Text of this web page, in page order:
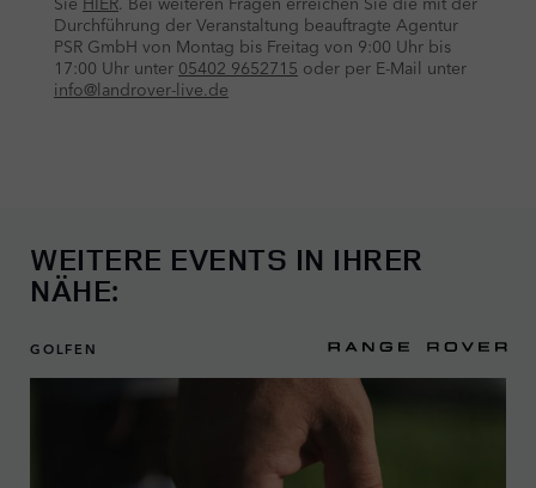
WEITERE EVENTS IN IHRER
NÄHE:
GOLFEN